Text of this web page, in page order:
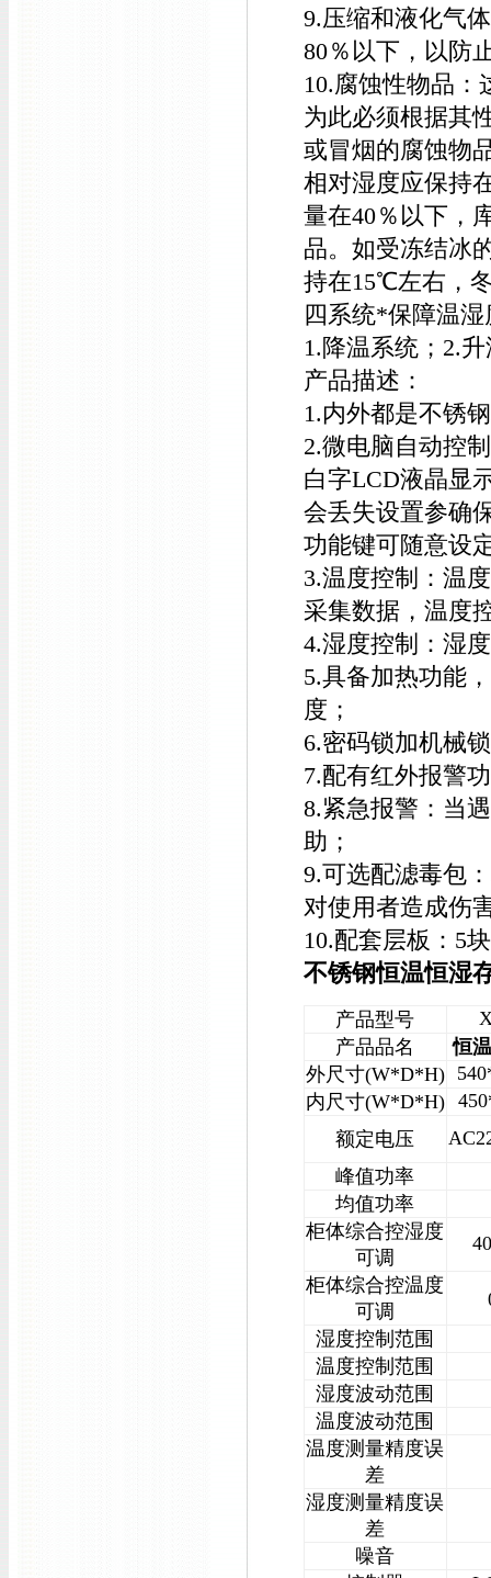
9.压缩和液化气
80％以下，以防
10.腐蚀性物品
为此必须根据其
或冒烟的腐蚀物
相对湿度应保持
量在40％以下，
品。如受冻结冰
持在15℃左右，
四系统*保障温湿
1.降温系统；2.
产品描述：
1.内外都是不锈
2.微电脑自动控
白字LCD液晶显
会丢失设置参确
功能键可随意设
3.温度控制：温
采集数据，温度
4.湿度控制：湿
5.具备加热功能
度；
6.密码锁加机械
7.配有红外报警
8.紧急报警：当
助；
9.可选配滤毒包
对使用者造成伤
10.配套层板：5
不锈钢恒温恒湿
产品型号
产品品名
恒
外尺寸(W*D*H)
内尺寸(W*D*H)
额定电压
峰值功率
均值功率
柜体综合控湿度
可调
柜体综合控温度
可调
湿度控制范围
温度控制范围
湿度波动范围
温度波动范围
温度测量精度误
差
湿度测量精度误
差
噪音